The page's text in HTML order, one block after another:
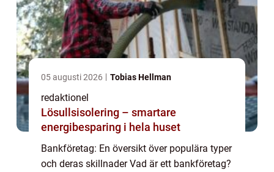
05 augusti 2026 Tobias Hellman
redaktionel
Lösullsisolering – smartare
energibesparing i hela huset
Bankföretag: En översikt över populära typer
och deras skillnader Vad är ett bankföretag?